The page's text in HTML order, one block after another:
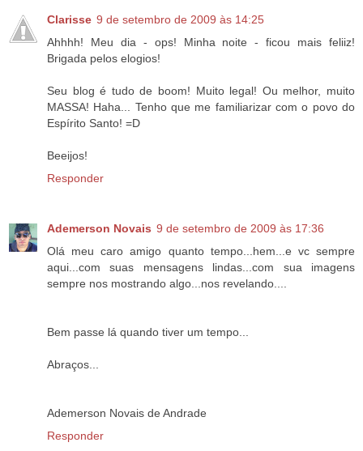
Clarisse 9 de setembro de 2009 às 14:25
Ahhhh! Meu dia - ops! Minha noite - ficou mais feliiz!
Brigada pelos elogios!
Seu blog é tudo de boom! Muito legal! Ou melhor, muito
MASSA! Haha... Tenho que me familiarizar com o povo do
Espírito Santo! =D
Beeijos!
Responder
Ademerson Novais 9 de setembro de 2009 às 17:36
Olá meu caro amigo quanto tempo...hem...e vc sempre
aqui...com suas mensagens lindas...com sua imagens
sempre nos mostrando algo...nos revelando....
Bem passe lá quando tiver um tempo...
Abraços...
Ademerson Novais de Andrade
Responder